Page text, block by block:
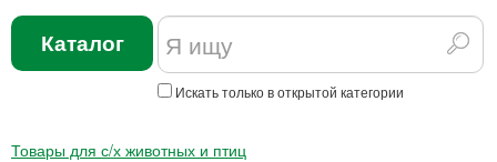
Каталог
Искать только в открытой категории
Товары для с/х животных и птиц